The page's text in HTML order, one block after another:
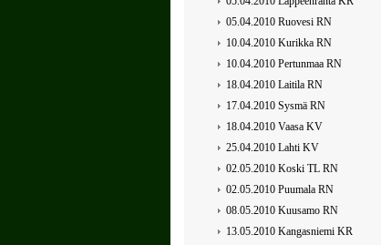
05.04.2010 Ruovesi RN
10.04.2010 Kurikka RN
10.04.2010 Pertunmaa RN
18.04.2010 Laitila RN
17.04.2010 Sysmä RN
18.04.2010 Vaasa KV
25.04.2010 Lahti KV
02.05.2010 Koski TL RN
02.05.2010 Puumala RN
08.05.2010 Kuusamo RN
13.05.2010 Kangasniemi KR